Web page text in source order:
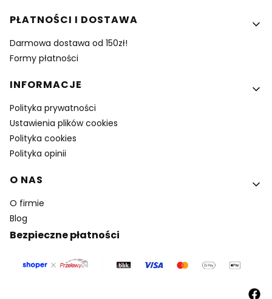
PŁATNOŚCI I DOSTAWA
Darmowa dostawa od 150zł!
Formy płatności
INFORMACJE
Polityka prywatności
Ustawienia plików cookies
Polityka cookies
Polityka opinii
O NAS
O firmie
Blog
Bezpieczne płatności